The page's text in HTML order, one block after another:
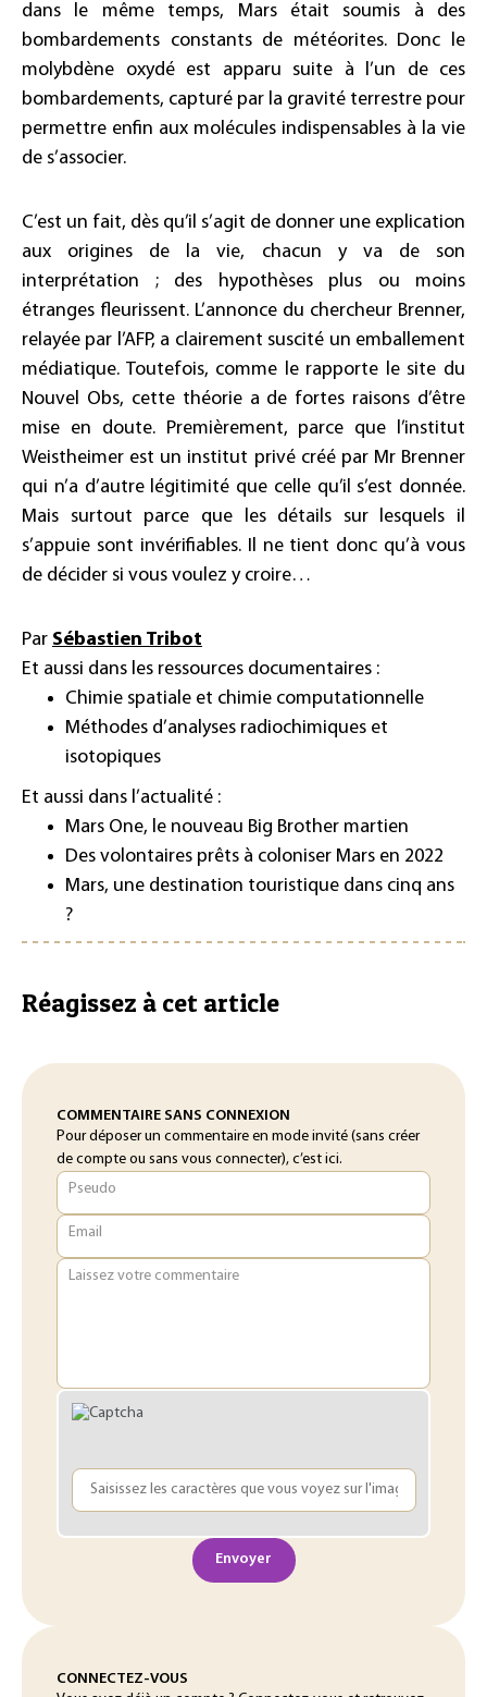
dans le même temps, Mars était soumis à des
bombardements constants de météorites. Donc le
molybdène oxydé est apparu suite à l’un de ces
bombardements, capturé par la gravité terrestre pour
permettre enfin aux molécules indispensables à la vie
de s’associer.
C’est un fait, dès qu’il s’agit de donner une explication
aux origines de la vie, chacun y va de son
interprétation ; des hypothèses plus ou moins
étranges fleurissent. L’annonce du chercheur Brenner,
relayée par l’AFP, a clairement suscité un emballement
médiatique. Toutefois, comme le rapporte le site du
Nouvel Obs, cette théorie a de fortes raisons d’être
mise en doute. Premièrement, parce que l’institut
Weistheimer est un institut privé créé par Mr Brenner
qui n’a d’autre légitimité que celle qu’il s’est donnée.
Mais surtout parce que les détails sur lesquels il
s’appuie sont invérifiables. Il ne tient donc qu’à vous
de décider si vous voulez y croire…
Par Sébastien Tribot
Et aussi dans les ressources documentaires :
Chimie spatiale et chimie computationnelle
Méthodes d’analyses radiochimiques et
isotopiques
Et aussi dans l’actualité :
Mars One, le nouveau Big Brother martien
Des volontaires prêts à coloniser Mars en 2022
Mars, une destination touristique dans cinq ans
?
Réagissez à cet article
COMMENTAIRE SANS CONNEXION
Pour déposer un commentaire en mode invité (sans créer
de compte ou sans vous connecter), c’est ici.
Pseudo
Email
Laissez votre commentaire
Envoyer
CONNECTEZ-VOUS